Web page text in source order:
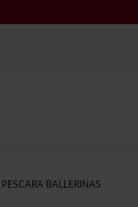
PESCARA BALLERINAS